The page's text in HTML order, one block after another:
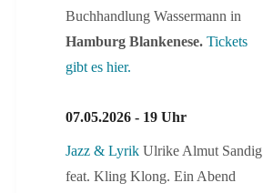
Buchhandlung Wassermann in
Hamburg Blankenese. Tickets
gibt es hier.
07.05.2026 - 19 Uhr
Jazz & LyrikUlrike Almut Sandig
feat. Kling Klong. Ein Abend